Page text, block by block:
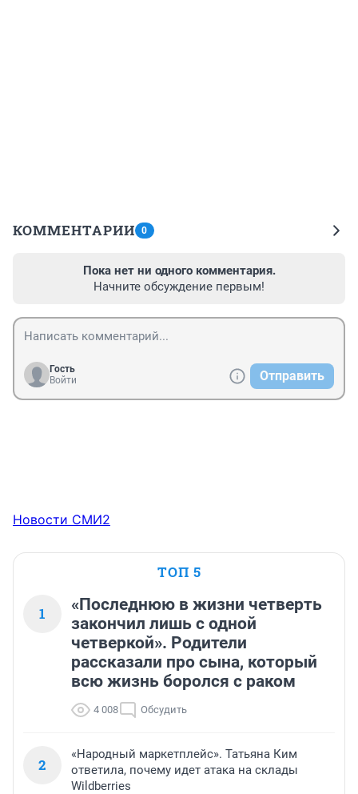
КОММЕНТАРИИ 0
Пока нет ни одного комментария.
Начните обсуждение первым!
Гость
Войти
Отправить
Новости СМИ2
ТОП 5
1
«Последнюю в жизни четверть
закончил лишь с одной
четверкой». Родители
рассказали про сына, который
всю жизнь боролся с раком
4 008 Обсудить
2
«Народный маркетплейс». Татьяна Ким
ответила, почему идет атака на склады
Wildberries